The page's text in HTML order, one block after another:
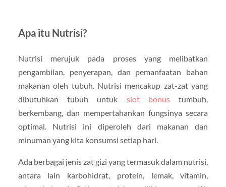
Apa itu Nutrisi?
Nutrisi merujuk pada proses yang melibatkan
pengambilan, penyerapan, dan pemanfaatan bahan
makanan oleh tubuh. Nutrisi mencakup zat-zat yang
dibutuhkan tubuh untuk slot bonustumbuh,
berkembang, dan mempertahankan fungsinya secara
optimal. Nutrisi ini diperoleh dari makanan dan
minuman yang kita konsumsi setiap hari.
Ada berbagai jenis zat gizi yang termasuk dalam nutrisi,
antara lain karbohidrat, protein, lemak, vitamin,